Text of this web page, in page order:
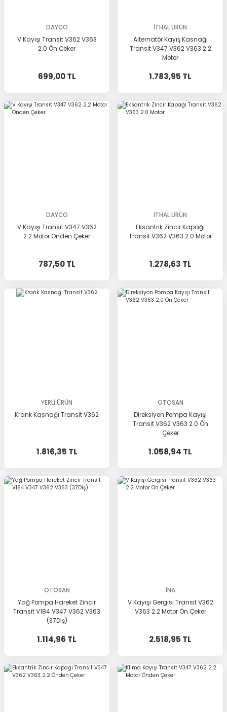
DAYCO
V Kayışı Transit V362 V363
2.0 Ön Çeker
699,00 TL
İTHAL ÜRÜN
Alternatör Kayış Kasnağı
Transit V347 V362 V363 2.2
Motor
1.783,95 TL
DAYCO
V Kayışı Transit V347 V362
2.2 Motor Önden Çeker
787,50 TL
İTHAL ÜRÜN
Eksantrik Zincir Kapağı
Transit V362 V363 2.0 Motor
1.278,63 TL
YERLİ ÜRÜN
Krank Kasnağı Transit V362
1.816,35 TL
OTOSAN
Direksiyon Pompa Kayışı
Transit V362 V363 2.0 Ön
Çeker
1.058,94 TL
OTOSAN
Yağ Pompa Hareket Zincir
Transit V184 V347 V362 V363
(37Diş)
1.114,96 TL
İNA
V Kayışı Gergisi Transit V362
V363 2.2 Motor Ön Çeker
2.518,95 TL